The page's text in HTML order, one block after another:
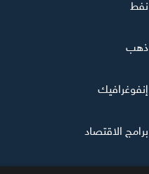
ذهب
إنفوغرافيك
برامج الاقتصاد